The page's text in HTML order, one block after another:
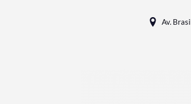
Av.